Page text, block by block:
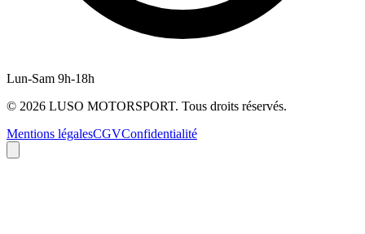
Lun-Sam 9h-18h
© 2026 LUSO MOTORSPORT. Tous droits réservés.
Mentions légalesCGVConfidentialité